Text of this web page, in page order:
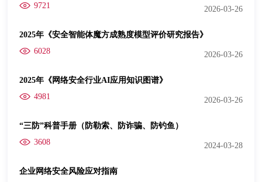
9721
2026-03-26
2025年《安全智能体魔方成熟度模型评价研究报告》
6028
2026-03-26
2025年《网络安全行业AI应用知识图谱》
4981
2026-03-26
“三防”科普手册（防勒索、防诈骗、防钓鱼）
3608
2024-03-28
企业网络安全风险应对指南